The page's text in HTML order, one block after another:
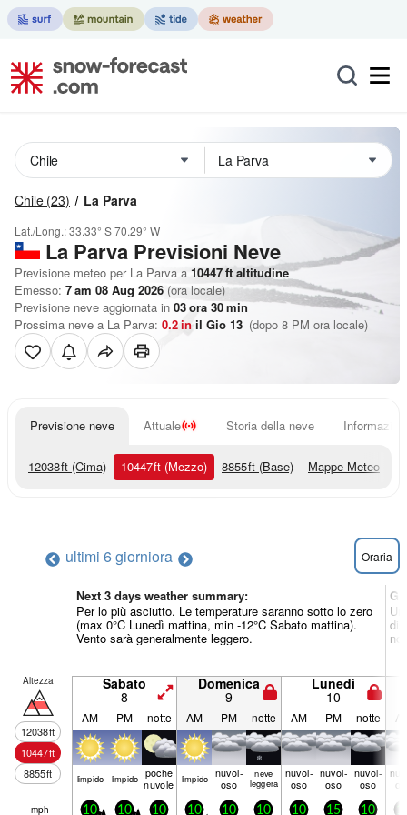
Chile (23) La Parva
Lat./Long.:33.33° S70.29° W
La Parva Previsioni Neve
Previsione meteo per La Parva a 10447ft altitudine
Emesso: 7 am 08 Aug 2026 (ora locale)
Previsione neve aggiornata in 03ora 30min
Prossima neve a La Parva: 0.2in il Gio 13 (dopo 8 PM ora locale)
Previsione neve Attuale Storia della neve
12038ft (Cima) 10447ft (Mezzo) 8855ft (Base) Mappe Meteo
ultimi 6 giorniora Oraria
Next 3 days weather summary:
Per lo più asciutto. Le temperature saranno sotto lo zero
(max 0°C Lunedì mattina, min -12°C Sabato mattina).
Vento sarà generalmente leggero.
Altezza
12038ft
10447ft
8855ft
Sabato
8
Domenica
9
Lunedì
10
AM PM notte AM PM notte AM PM notte
limp­ido limp­ido poche
nuvole limp­ido nuvol-
oso
neve
leggera
nuvol-
oso
nuvol-
oso
nuvol-
oso
mph 10 10 10 10 10 10 10 15 10